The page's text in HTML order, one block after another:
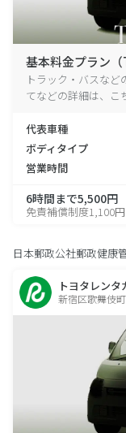
基本料金プラン（
トラック・バスな
てなどの詳細は、こ
代表車種
ボディタイプ
営業時間
6時間まで5,500円
免責補償制度1,100円
日本郵政公社郵政健康
トヨタレンタ
新宿区歌舞伎町